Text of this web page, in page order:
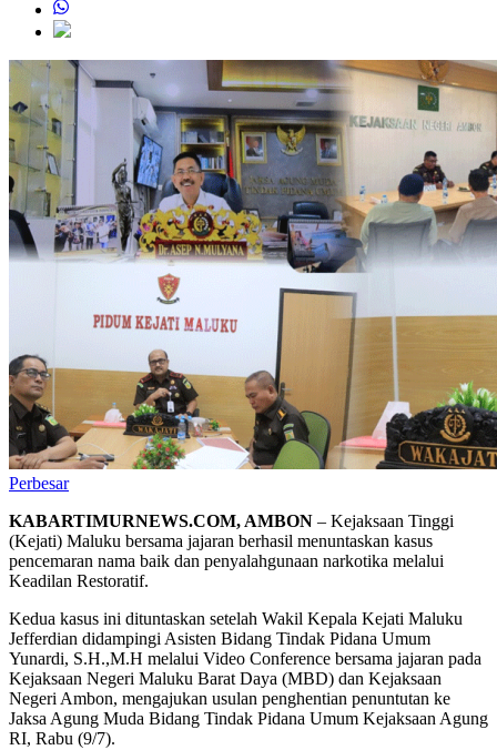
Perbesar
KABARTIMURNEWS.COM, AMBON – Kejaksaan Tinggi
(Kejati) Maluku bersama jajaran berhasil menuntaskan kasus
pencemaran nama baik dan penyalahgunaan narkotika melalui
Keadilan Restoratif.
Kedua kasus ini dituntaskan setelah Wakil Kepala Kejati Maluku
Jefferdian didampingi Asisten Bidang Tindak Pidana Umum
Yunardi, S.H.,M.H melalui Video Conference bersama jajaran pada
Kejaksaan Negeri Maluku Barat Daya (MBD) dan Kejaksaan
Negeri Ambon, mengajukan usulan penghentian penuntutan ke
Jaksa Agung Muda Bidang Tindak Pidana Umum Kejaksaan Agung
RI, Rabu (9/7).